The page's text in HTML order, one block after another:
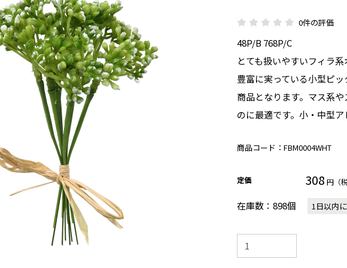
0件の評価
48P/B 768P/C
とても扱いやすいフィラ
豊富に実っている小型ピ
商品となります。マス系
のに最適です。小・中型
商品コード： FBM0004WHT
定価 308 円（
在庫数：898個 1日以内